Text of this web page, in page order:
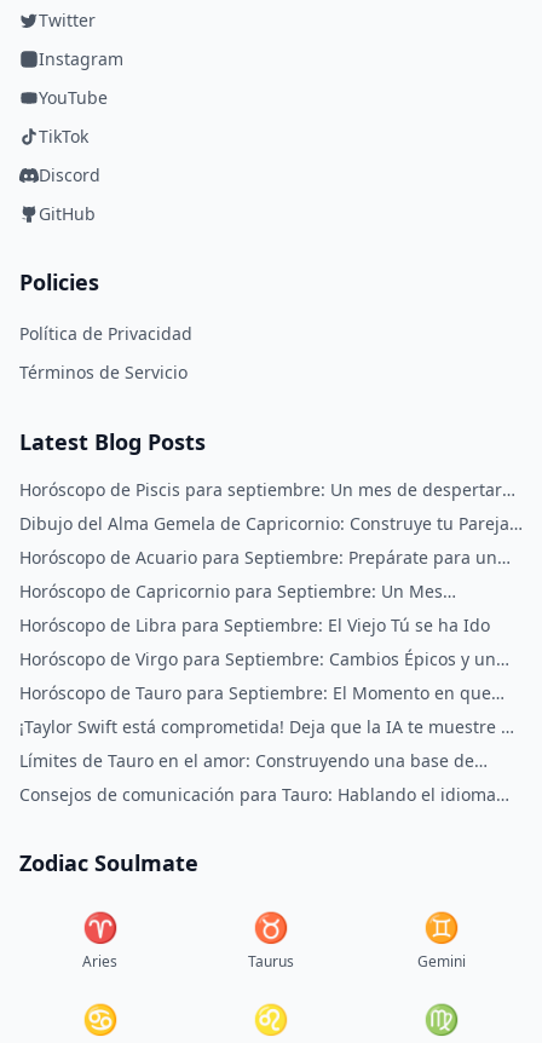
Twitter
Instagram
YouTube
TikTok
Discord
GitHub
Policies
Política de Privacidad
Términos de Servicio
Latest Blog Posts
Horóscopo de Piscis para septiembre: Un mes de despertar
espiritual
Dibujo del Alma Gemela de Capricornio: Construye tu Pareja
de Poder
Horóscopo de Acuario para Septiembre: Prepárate para un
Cambio Radical
Horóscopo de Capricornio para Septiembre: Un Mes
Predestinado y que Cambia la Vida
Horóscopo de Libra para Septiembre: El Viejo Tú se ha Ido
Horóscopo de Virgo para Septiembre: Cambios Épicos y un
Nuevo Tú
Horóscopo de Tauro para Septiembre: El Momento en que
Todo se Alinea
¡Taylor Swift está comprometida! Deja que la IA te muestre a
tu alma gemela
Límites de Tauro en el amor: Construyendo una base de
respeto
Consejos de comunicación para Tauro: Hablando el idioma
Zodiac Soulmate
♈︎
Aries
♉︎
Taurus
♊︎
Gemini
♋︎ ♌︎ ♍︎